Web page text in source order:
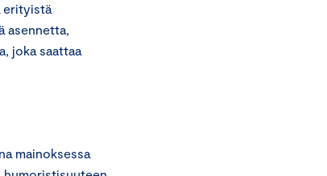
erityistä
asennetta,
joka saattaa
mainoksessa